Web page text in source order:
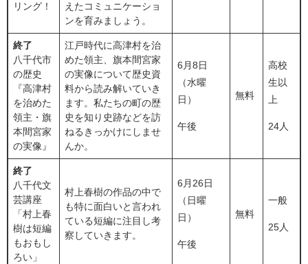
リング！
えたコミュニケーショ
ンを育みましょう。
終了
八千代市
の歴史
『高津村
を治めた
領主・旗
本間宮家
の実像』
江戸時代に高津村を治
めた領主、旗本間宮家
の実像について歴史資
料から読み解いていき
ます。私たちの町の歴
史を知り史跡などを訪
ねるきっかけにしませ
んか。
6月8日
（水曜
日）
午後
無料
高校
生以
上
24人
終了
八千代文
芸講座
「村上春
樹は短編
もおもし
ろい」
村上春樹の作品の中で
も特に面白いと言われ
ている短編に注目し考
察していきます。
6月26日
（日曜
日）
午後
無料
一般
25人